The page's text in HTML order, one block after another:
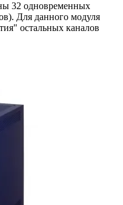
32 одновременных
Для данного модуля
остальных каналов